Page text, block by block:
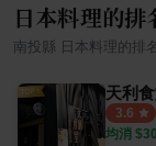
日本料理的排
南投縣 日本料理的排
天利
3.6
均消 $